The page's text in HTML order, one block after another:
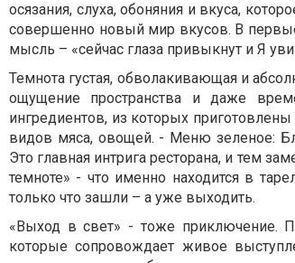
осязания, слуха, обоняния и вкуса,
совершенно новый мир вкусов. В
мысль – «сейчас глаза привыкнут и Я
Темнота густая, обволакивающая и
ощущение пространства и даже
ингредиентов, из которых
видов мяса, овощей. - Меню зеленое:
Это главная интрига ресторана, и тем
темноте» - что именно находится в
только что зашли – а уже выходить.
«Выход в свет» - тоже приключение.
которые сопровождает живое